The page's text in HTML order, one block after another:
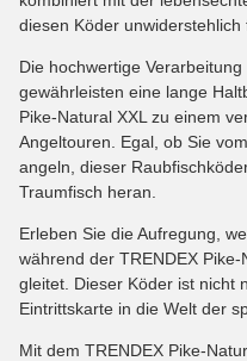
diesen Köder unwiderstehlich
Die hochwertige
gewährleisten eine lange
Pike-Natural XXL zu einem
Angeltouren. Egal, ob Sie
angeln, dieser
Traumfisch heran.
Erleben Sie die Aufregung,
während der TRENDEX
gleitet. Dieser Köder ist nicht
Eintrittskarte in die Welt der
Mit dem TRENDEX Pike-